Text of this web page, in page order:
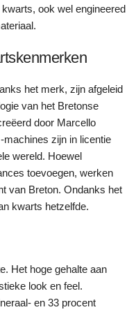
ook wel engineered
het merk, zijn afgeleid
van het Bretonse
door Marcello
machines zijn in licentie
wereld. Hoewel
toevoegen, werken
van Breton. Ondanks het
kwarts hetzelfde.
Het hoge gehalte aan
look en feel.
en 33 procent